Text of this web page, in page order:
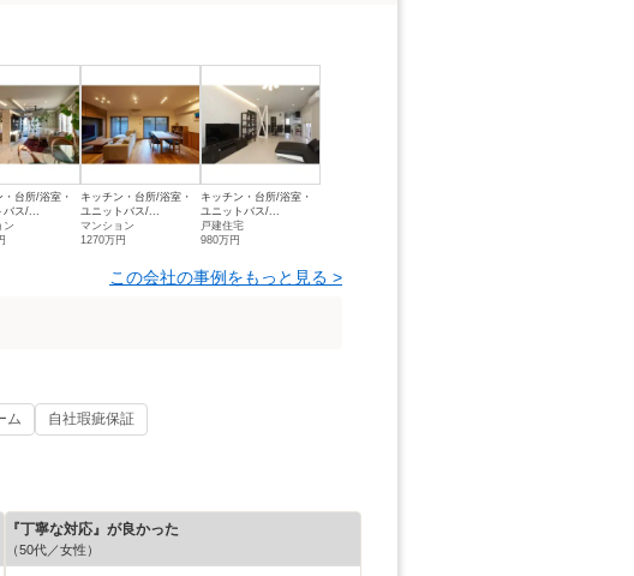
・台所/浴室・
バス/...
ン
キッチン・台所/浴室・
ユニットバス/...
マンション
1270万円
キッチン・台所/浴室・
ユニットバス/...
戸建住宅
980万円
この会社の事例をもっと見る >
ム 自社瑕疵保証
『丁寧な対応』が良かった
（50代／女性）